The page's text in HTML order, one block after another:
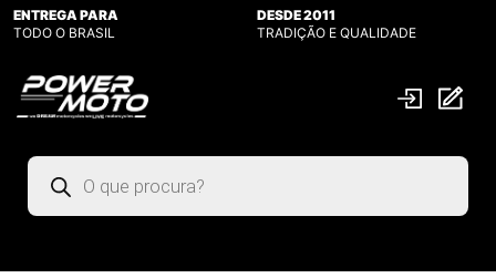
ENTREGA PARA
TODO O BRASIL
DESDE 2011
TRADIÇÃO E QUALIDADE
Pesquisar
produtos